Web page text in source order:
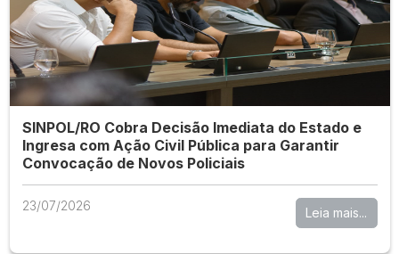
SINPOL/RO Cobra Decisão Imediata do Estado e
Ingresa com Ação Civil Pública para Garantir
Convocação de Novos Policiais
23/07/2026 Leia mais...